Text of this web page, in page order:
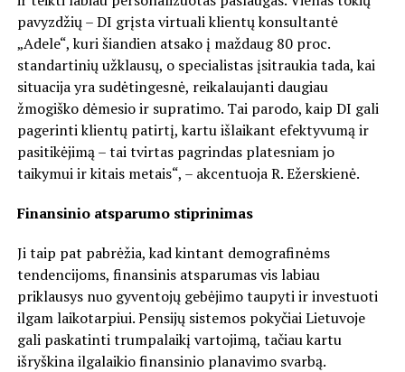
pavyzdžių – DI grįsta virtuali klientų konsultantė
„Adele“, kuri šiandien atsako į maždaug 80 proc.
standartinių užklausų, o specialistas įsitraukia tada, kai
situacija yra sudėtingesnė, reikalaujanti daugiau
žmogiško dėmesio ir supratimo. Tai parodo, kaip DI gali
pagerinti klientų patirtį, kartu išlaikant efektyvumą ir
pasitikėjimą – tai tvirtas pagrindas platesniam jo
taikymui ir kitais metais“, – akcentuoja R. Ežerskienė.
Finansinio atsparumo stiprinimas
Ji taip pat pabrėžia, kad kintant demografinėms
tendencijoms, finansinis atsparumas vis labiau
priklausys nuo gyventojų gebėjimo taupyti ir investuoti
ilgam laikotarpiui. Pensijų sistemos pokyčiai Lietuvoje
gali paskatinti trumpalaikį vartojimą, tačiau kartu
išryškina ilgalaikio finansinio planavimo svarbą.